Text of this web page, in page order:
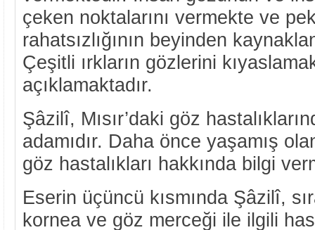
çeken noktalarını vermekte ve
rahatsızlığının beyinden
Çeşitli ırkların gözlerini
açıklamaktadır.
Şâzilî, Mısır’daki göz
adamıdır. Daha önce yaşamış
göz hastalıkları hakkında bilgi
Eserin üçüncü kısmında Şâzilî,
kornea ve göz merceği ile ilgili